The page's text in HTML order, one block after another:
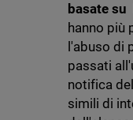
basate
hanno più
l'abuso di
passati
notifica
simili di